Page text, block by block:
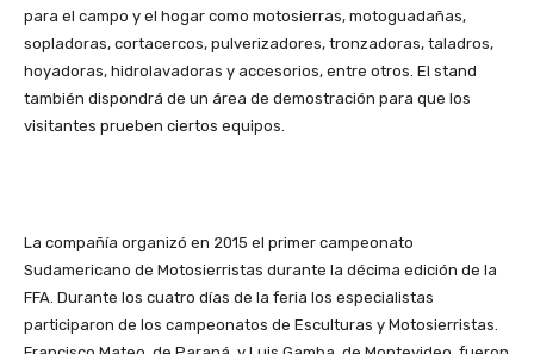
para el campo y el hogar como motosierras, motoguadañas,
sopladoras, cortacercos, pulverizadores, tronzadoras, taladros,
hoyadoras, hidrolavadoras y accesorios, entre otros. El stand
también dispondrá de un área de demostración para que los
visitantes prueben ciertos equipos.
La compañía organizó en 2015 el primer campeonato
Sudamericano de Motosierristas durante la décima edición de la
FFA. Durante los cuatro días de la feria los especialistas
participaron de los campeonatos de Esculturas y Motosierristas.